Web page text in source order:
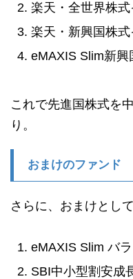
楽天・全世界株
楽天・新興国株
eMAXIS Slim新興
これで先進国株式を
り。
おまけのファンド
さらに、おまけとして
eMAXIS Slim バ
SBI中小型割安成